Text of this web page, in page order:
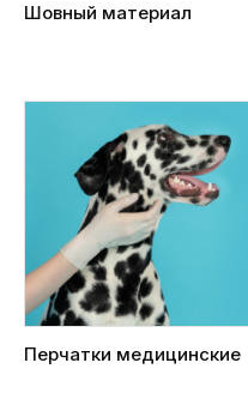
Шовный материал
Перчатки медицинские